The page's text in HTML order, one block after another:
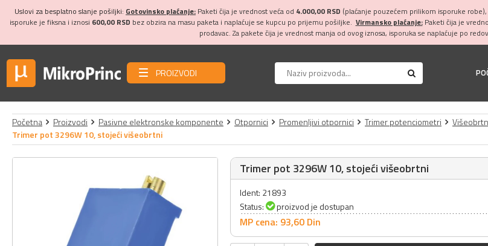
Uslovi za besplatno slanje pošiljki: Gotovinsko plaćanje: Paketi čija je vrednost veća od 4.000,00 RSD (plaćanje pouzećem prilikom isporuke
isporuke je fiksna i iznosi 600,00 RSD bez obzira na masu paketa i naplaćuje se kupcu po prijemu pošiljke. Virmansko plaćanje:Paketi čija je
prodavac. Za pakete čija je vrednost manja od ovog iznosa, isporuka se naplaćuje po
PROIZVODI
Početna Proizvodi Pasivne elektronske komponente Otpornici Promenljivi otpornici Trimer potenciometri
Trimer pot 3296W 10, stojeći višeobrtni
Trimer pot 3296W 10, stojeći višeobrtni
Ident: 21893
Status:
proizvod je dostupan
MP cena: 93,60 Din